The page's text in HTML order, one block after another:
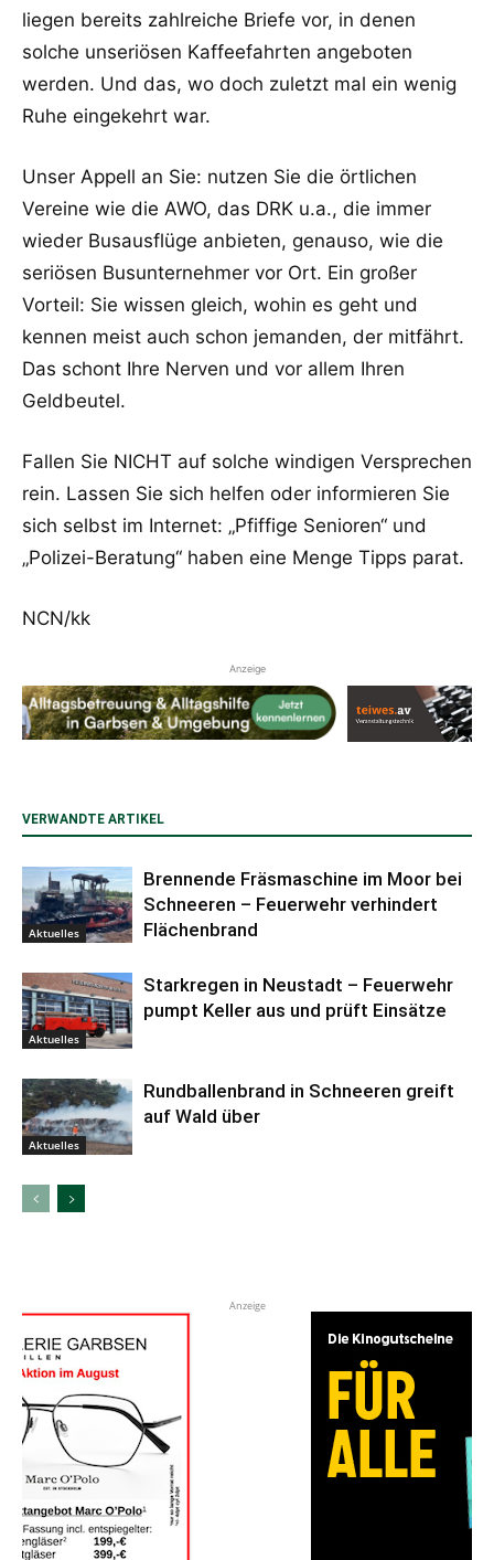
liegen bereits zahlreiche Briefe vor, in denen
solche unseriösen Kaffeefahrten angeboten
werden. Und das, wo doch zuletzt mal ein wenig
Ruhe eingekehrt war.
Unser Appell an Sie: nutzen Sie die örtlichen
Vereine wie die AWO, das DRK u.a., die immer
wieder Busausflüge anbieten, genauso, wie die
seriösen Busunternehmer vor Ort. Ein großer
Vorteil: Sie wissen gleich, wohin es geht und
kennen meist auch schon jemanden, der mitfährt.
Das schont Ihre Nerven und vor allem Ihren
Geldbeutel.
Fallen Sie NICHT auf solche windigen Versprechen
rein. Lassen Sie sich helfen oder informieren Sie
sich selbst im Internet: „Pfiffige Senioren“ und
„Polizei-Beratung“ haben eine Menge Tipps parat.
NCN/kk
Anzeige
VERWANDTE ARTIKEL
Aktuelles
Brennende Fräsmaschine im Moor bei
Schneeren – Feuerwehr verhindert
Flächenbrand
Aktuelles
Starkregen in Neustadt – Feuerwehr
pumpt Keller aus und prüft Einsätze
Aktuelles
Rundballenbrand in Schneeren greift
auf Wald über
Anzeige